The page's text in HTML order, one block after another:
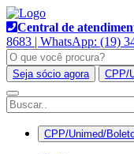
Pular
para
o
conteúdo
Central de
8683 | WhatsApp: (19)
Seja sócio agora
CPP/
Alternar
navegação
CPP/Unimed/